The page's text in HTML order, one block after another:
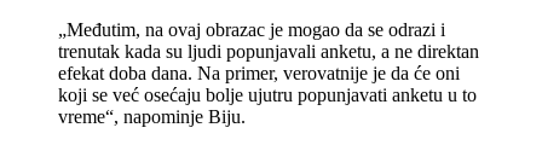
„Međutim, na ovaj obrazac je mogao da se odrazi i
trenutak kada su ljudi popunjavali anketu, a ne direktan
efekat doba dana. Na primer, verovatnije je da će oni
koji se već osećaju bolje ujutru popunjavati anketu u to
vreme“, napominje Biju.